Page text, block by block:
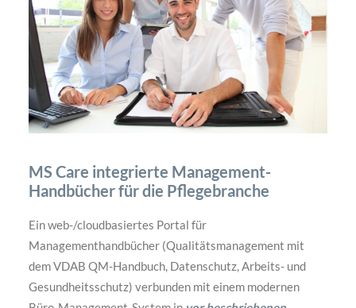
MS Care integrierte Management-
Handbücher für die Pflegebranche
Ein web-/cloudbasiertes Portal für
Managementhandbücher (Qualitätsmanagement mit
dem VDAB QM-Handbuch, Datenschutz, Arbeits- und
Gesundheitsschutz) verbunden mit einem modernen